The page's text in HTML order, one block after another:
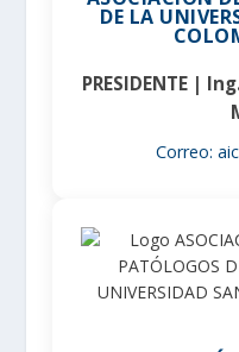
DE LA
PRESIDENTE |
Correo: